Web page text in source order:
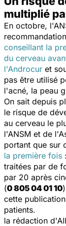
multiplié
En octobre,
conseillant la
du cerveau
l'Androcur et
pas être utilisé
l'acné, la peau
On sait depuis
le risque de
au cerveau le
l'ANSM et de
portant que sur
la première fois
traitées par de
par 20 après
(0 805 04 01 10)
cette
patients.
la rédaction